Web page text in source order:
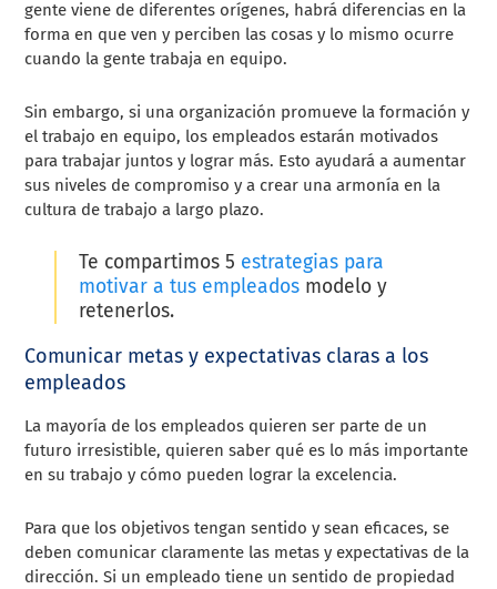
gente viene de diferentes orígenes, habrá diferencias en la
forma en que ven y perciben las cosas y lo mismo ocurre
cuando la gente trabaja en equipo.
Sin embargo, si una organización promueve la formación y
el trabajo en equipo, los empleados estarán motivados
para trabajar juntos y lograr más. Esto ayudará a aumentar
sus niveles de compromiso y a crear una armonía en la
cultura de trabajo a largo plazo.
Te compartimos 5 estrategias para
motivar a tus empleadosmodelo y
retenerlos.
Comunicar metas y expectativas claras a los
empleados
La mayoría de los empleados quieren ser parte de un
futuro irresistible, quieren saber qué es lo más importante
en su trabajo y cómo pueden lograr la excelencia.
Para que los objetivos tengan sentido y sean eficaces, se
deben comunicar claramente las metas y expectativas de la
dirección. Si un empleado tiene un sentido de propiedad